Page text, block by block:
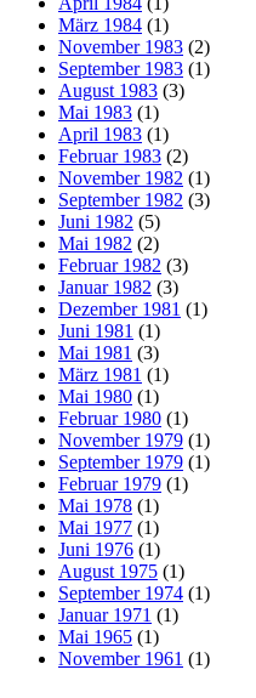
März 1984 (1)
November 1983 (2)
September 1983 (1)
August 1983 (3)
Mai 1983 (1)
April 1983 (1)
Februar 1983 (2)
November 1982 (1)
September 1982 (3)
Juni 1982 (5)
Mai 1982 (2)
Februar 1982 (3)
Januar 1982 (3)
Dezember 1981 (1)
Juni 1981 (1)
Mai 1981 (3)
März 1981 (1)
Mai 1980 (1)
Februar 1980 (1)
November 1979 (1)
September 1979 (1)
Februar 1979 (1)
Mai 1978 (1)
Mai 1977 (1)
Juni 1976 (1)
August 1975 (1)
September 1974 (1)
Januar 1971 (1)
Mai 1965 (1)
November 1961 (1)